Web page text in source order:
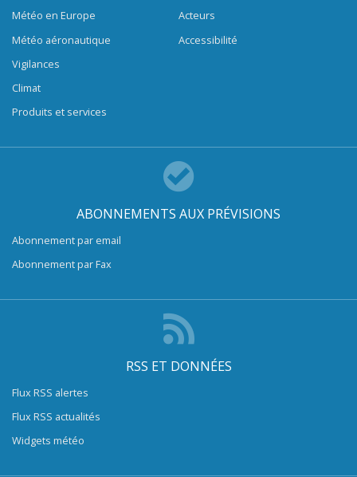
Météo en Europe
Météo aéronautique
Vigilances
Climat
Produits et services
Acteurs
Accessibilité
ABONNEMENTS AUX PRÉVISIONS
Abonnement par email
Abonnement par Fax
RSS ET DONNÉES
Flux RSS alertes
Flux RSS actualités
Widgets météo